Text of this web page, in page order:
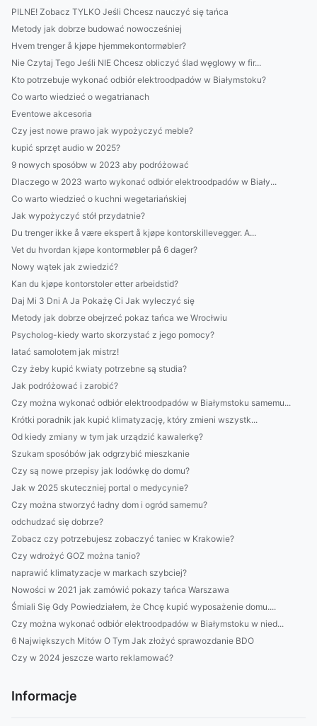
PILNE! Zobacz TYLKO Jeśli Chcesz nauczyć się tańca
Metody jak dobrze budować nowocześniej
Hvem trenger å kjøpe hjemmekontormøbler?
Nie Czytaj Tego Jeśli NIE Chcesz obliczyć ślad węglowy w fir...
Kto potrzebuje wykonać odbiór elektroodpadów w Białymstoku?
Co warto wiedzieć o wegatrianach
Eventowe akcesoria
Czy jest nowe prawo jak wypożyczyć meble?
kupić sprzęt audio w 2025?
9 nowych sposóbw w 2023 aby podróżować
Dlaczego w 2023 warto wykonać odbiór elektroodpadów w Biały...
Co warto wiedzieć o kuchni wegetariańskiej
Jak wypożyczyć stół przydatnie?
Du trenger ikke å være ekspert å kjøpe kontorskillevegger. A...
Vet du hvordan kjøpe kontormøbler på 6 dager?
Nowy wątek jak zwiedzić?
Kan du kjøpe kontorstoler etter arbeidstid?
Daj Mi 3 Dni A Ja Pokażę Ci Jak wyleczyć się
Metody jak dobrze obejrzeć pokaz tańca we Wrocłwiu
Psycholog-kiedy warto skorzystać z jego pomocy?
latać samolotem jak mistrz!
Czy żeby kupić kwiaty potrzebne są studia?
Jak podróżować i zarobić?
Czy można wykonać odbiór elektroodpadów w Białymstoku samemu...
Krótki poradnik jak kupić klimatyzację, który zmieni wszystk...
Od kiedy zmiany w tym jak urządzić kawalerkę?
Szukam sposóbów jak odgrzybić mieszkanie
Czy są nowe przepisy jak lodówkę do domu?
Jak w 2025 skuteczniej portal o medycynie?
Czy można stworzyć ładny dom i ogród samemu?
odchudzać się dobrze?
Zobacz czy potrzebujesz zobaczyć taniec w Krakowie?
Czy wdrożyć GOZ można tanio?
naprawić klimatyzacje w markach szybciej?
Nowości w 2021 jak zamówić pokazy tańca Warszawa
Śmiali Się Gdy Powiedziałem, że Chcę kupić wyposażenie domu....
Czy można wykonać odbiór elektroodpadów w Białymstoku w nied...
6 Największych Mitów O Tym Jak złożyć sprawozdanie BDO
Czy w 2024 jeszcze warto reklamować?
Informacje